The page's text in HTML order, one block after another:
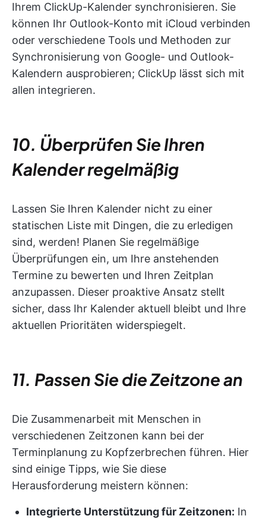
Ihrem ClickUp-Kalender synchronisieren. Sie
können Ihr Outlook-Konto mit iCloud verbinden
oder verschiedene Tools und Methoden zur
Synchronisierung von Google- und Outlook-
Kalendern ausprobieren; ClickUp lässt sich mit
allen integrieren.
10. Überprüfen Sie Ihren
Kalender regelmäßig
Lassen Sie Ihren Kalender nicht zu einer
statischen Liste mit Dingen, die zu erledigen
sind, werden! Planen Sie regelmäßige
Überprüfungen ein, um Ihre anstehenden
Termine zu bewerten und Ihren Zeitplan
anzupassen. Dieser proaktive Ansatz stellt
sicher, dass Ihr Kalender aktuell bleibt und Ihre
aktuellen Prioritäten widerspiegelt.
11. Passen Sie die Zeitzone an
Die Zusammenarbeit mit Menschen in
verschiedenen Zeitzonen kann bei der
Terminplanung zu Kopfzerbrechen führen. Hier
sind einige Tipps, wie Sie diese
Herausforderung meistern können:
Integrierte Unterstützung für Zeitzonen: In